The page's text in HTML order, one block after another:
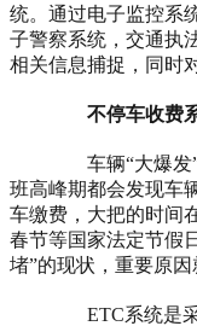
统。通过电子监控系
子警察系统，交通执
相关信息捕捉，同时
不停车收费
车辆“大爆发”
班高峰期都会发现车
车缴费，大把的时间
春节等国家法定节假
堵”的现状，重要原因
ETC系统是采